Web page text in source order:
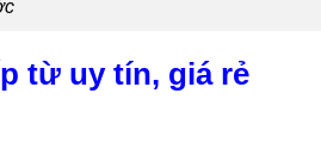
từ uy tín, giá rẻ